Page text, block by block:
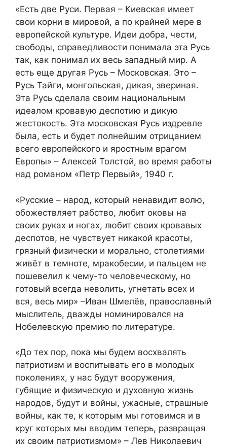
«Есть две Руси. Первая – Киевская имеет
свои корни в мировой, а по крайней мере в
европейской культуре. Идеи добра, чести,
свободы, справедливости понимала эта Русь
так, как понимал их весь западный мир. А
есть еще другая Русь – Московская. Это –
Русь Тайги, монгольская, дикая, звериная.
Эта Русь сделала своим национальным
идеалом кровавую деспотию и дикую
жестокость. Эта московская Русь издревле
была, есть и будет полнейшим отрицанием
всего европейского и яростным врагом
Европы» – Алексей Толстой, во время работы
над романом «Петр Первый», 1940 г.
«Русские – народ, который ненавидит волю,
обожествляет рабство, любит оковы на
своих руках и ногах, любит своих кровавых
деспотов, не чувствует никакой красоты,
грязный физически и морально, столетиями
живёт в темноте, мракобесии, и пальцем не
пошевелил к чему-то человеческому, но
готовый всегда неволить, угнетать всех и
вся, весь мир» –Иван Шмелёв, православный
мыслитель, дважды номинировался на
Нобелевскую премию по литературе.
«До тех пор, пока мы будем восхвалять
патриотизм и воспитывать его в молодых
поколениях, у нас будут вооружения,
губящие и физическую и духовную жизнь
народов, будут и войны, ужасные, страшные
войны, как те, к которым мы готовимся и в
круг которых мы вводим теперь, развращая
их своим патриотизмом» – Лев Николаевич